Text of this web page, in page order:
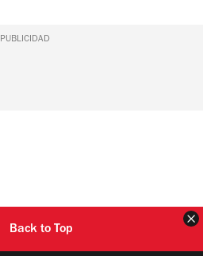
PUBLICIDAD
Back to Top